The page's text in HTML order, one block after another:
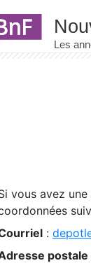
vous avez
:
postale